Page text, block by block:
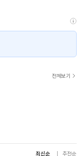
전체보기
최신순 추천순